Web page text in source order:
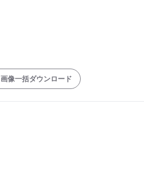
画像一括ダウンロード